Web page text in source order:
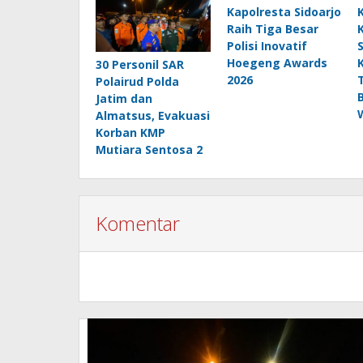
30 Personil SAR
Polairud Polda
Jatim dan
Almatsus, Evakuasi
Korban KMP
Mutiara Sentosa 2
Kapolresta Sidoarjo
Raih Tiga Besar
Polisi Inovatif
Hoegeng Awards
2026
Komentar